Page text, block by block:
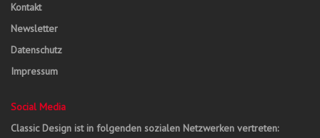
Kontakt
Newsletter
Datenschutz
Impressum
Social Media
Classic Design ist in folgenden sozialen Netzwerken vertreten: